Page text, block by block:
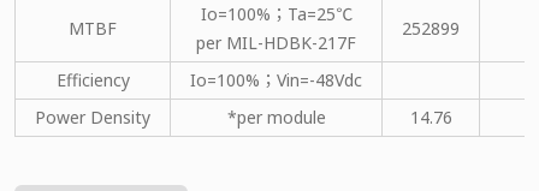
MTBF
Io=100%；Ta=25℃
per MIL-HDBK-217F
252899
Efficiency
Io=100%；Vin=-48Vdc
Power Density
*per module 14.76